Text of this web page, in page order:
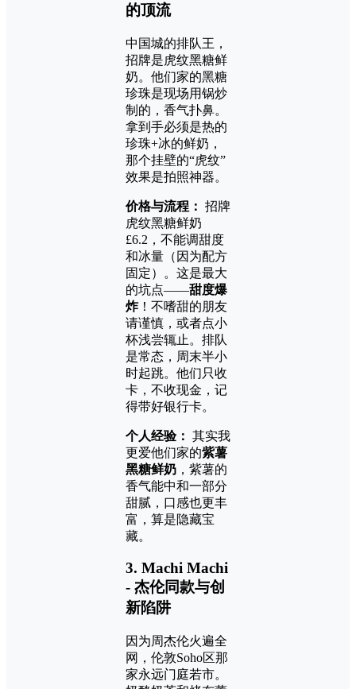
的顶流
中国城的排队王，
招牌是虎纹黑糖鲜
奶。他们家的黑糖
珍珠是现场用锅炒
制的，香气扑鼻。
拿到手必须是热的
珍珠+冰的鲜奶，
那个挂壁的“虎纹”
效果是拍照神器。
价格与流程： 招牌
虎纹黑糖鲜奶
£6.2，不能调甜度
和冰量（因为配方
固定）。这是最大
的坑点——甜度爆
炸！不嗜甜的朋友
请谨慎，或者点小
杯浅尝辄止。排队
是常态，周末半小
时起跳。他们只收
卡，不收现金，记
得带好银行卡。
个人经验： 其实我
更爱他们家的紫薯
黑糖鲜奶 ，紫薯的
香气能中和一部分
甜腻，口感也更丰
富，算是隐藏宝
藏。
3. Machi Machi
- 杰伦同款与创
新陷阱
因为周杰伦火遍全
网，伦敦Soho区那
家永远门庭若市。